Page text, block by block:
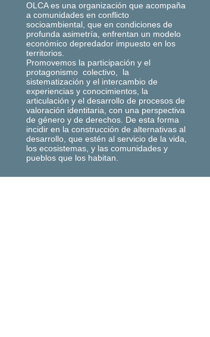
OLCA es una organización que acompaña
a comunidades en conflicto
socioambiental, que en condiciones de
profunda asimetría, enfrentan un modelo
económico depredador impuesto en los
territorios.
Promovemos la participación y el
protagonismo colectivo, la
sistematización y el intercambio de
experiencias y conocimientos, la
articulación y el desarrollo de procesos de
valoración identitaria, con una perspectiva
de género y de derechos. De esta forma
incidir en la construcción de alternativas al
desarrollo, que estén al servicio de la vida,
los ecosistemas, y las comunidades y
pueblos que los habitan.